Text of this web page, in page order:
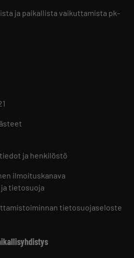
ja paikallista vaikuttamista pk-
ja henkilöstö
ilmoituskanava
tietosuoja
tietosuojaseloste